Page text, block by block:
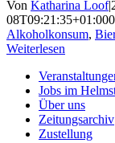
Von Katharina Loof|
08T09:21:35+01:00
Alkoholkonsum, Bier
Weiterlesen
Jobs im
Über uns
Zeitungsarchiv
Zustellung